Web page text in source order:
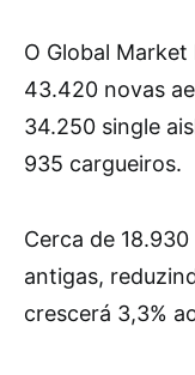
O Global
43.420 novas
34.250 single
935 cargueiros.
Cerca de
antigas,
crescerá 3,3%